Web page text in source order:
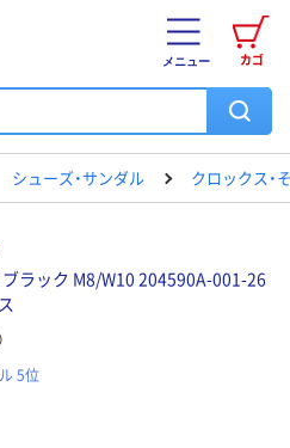
カゴ
メニュー
シューズ・サンダル クロックス・
ラック M8/W10 204590A-001-26
5位